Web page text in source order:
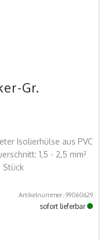
Gr.
Isolierhülse aus PVC
1,5 - 2,5 mm²
Stück
Artikelnummer: 99060629
sofort lieferbar